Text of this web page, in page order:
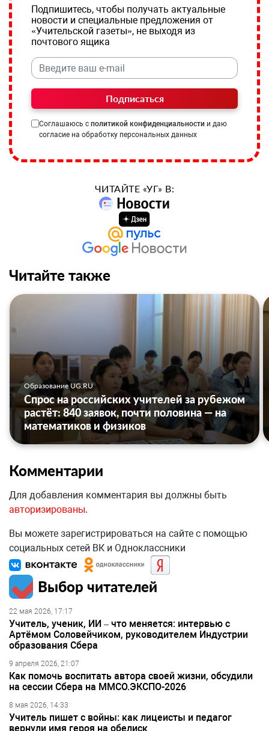
Подпишитесь, чтобы получать актуальные
новости и специальные предложения от
«Учительской газеты», не выходя из
почтового ящика
Подписаться
Соглашаюсь с политикой конфиденциальности и даю
согласие на обработку персональных данных
ЧИТАЙТЕ «УГ» В:
Читайте также
Образование UG.RU
Спрос на российских учителей за рубежом
растёт: 840 заявок, почти половина — на
математиков и физиков
Комментарии
Для добавления комментария вы должны быть
авторизированы.
Вы можете зарегистрироваться на сайте с помощью
социальных сетей ВК и Одноклассники
Выбор читателей
22 мая 2026, 17:17
Учитель, ученик, ИИ – что меняется: интервью с
Артёмом Соловейчиком, руководителем Индустрии
образования Сбера
9 апреля 2026, 21:07
Как помочь воспитать автора своей жизни, обсудили
на сессии Сбера на ММСО.ЭКСПО-2026
8 мая 2026, 14:33
Учитель пишет с войны: как лицеисты и педагог
вернули имя героя на обелиск